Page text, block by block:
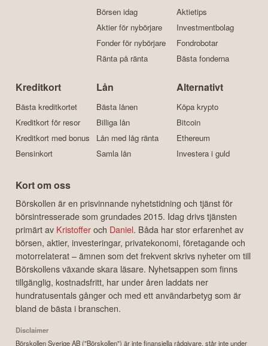
Börsen idag
Aktier för nybörjare
Fonder för nybörjare
Ränta på ränta
Aktietips
Investmentbolag
Fondrobotar
Bästa fonderna
Kreditkort
Bästa kreditkortet
Kreditkort för resor
Kreditkort med bonus
Bensinkort
Lån
Bästa lånen
Billiga lån
Lån med låg ränta
Samla lån
Alternativt
Köpa krypto
Bitcoin
Ethereum
Investera i guld
Kort om oss
Börskollen är en prisvinnande nyhetstidning och tjänst för
börsintresserade som grundades 2015. Idag drivs tjänsten
primärt av Kristofferoch Daniel. Båda har stor erfarenhet av
börsen, aktier, investeringar, privatekonomi, företagande och
motorrelaterat – ämnen som det frekvent skrivs nyheter om till
Börskollens växande skara läsare. Nyhetsappen som finns
tillgänglig, kostnadsfritt, har under åren laddats ner
hundratusentals gånger och med ett användarbetyg som är
bland de bästa i branschen.
Disclaimer
Börskollen Sverige AB ("Börskollen") är inte finansiella rådgivare, står inte under